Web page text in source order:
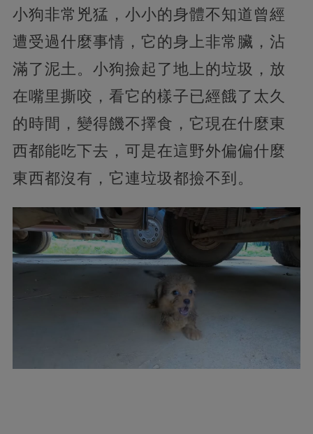
小狗非常兇猛，小小的身體不知道曾經
遭受過什麼事情，它的身上非常臟，沾
滿了泥土。小狗撿起了地上的垃圾，放
在嘴里撕咬，看它的樣子已經餓了太久
的時間，變得饑不擇食，它現在什麼東
西都能吃下去，可是在這野外偏偏什麼
東西都沒有，它連垃圾都撿不到。